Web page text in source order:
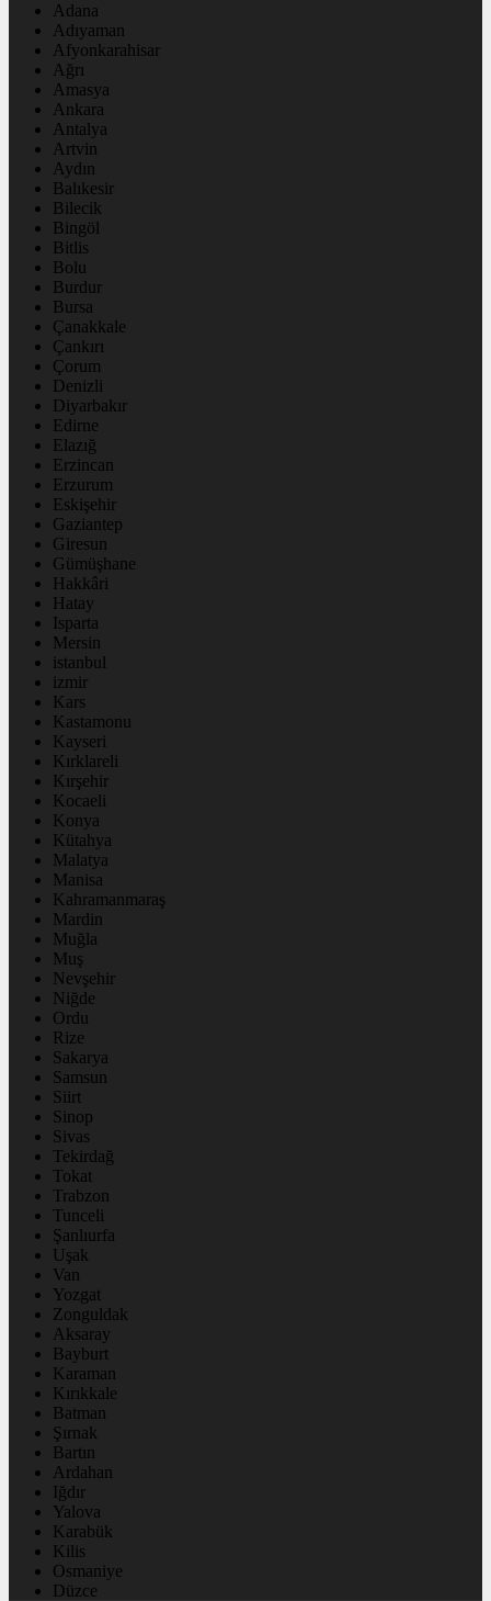
Adana
Adıyaman
Afyonkarahisar
Ağrı
Amasya
Ankara
Antalya
Artvin
Aydın
Balıkesir
Bilecik
Bingöl
Bitlis
Bolu
Burdur
Bursa
Çanakkale
Çankırı
Çorum
Denizli
Diyarbakır
Edirne
Elazığ
Erzincan
Erzurum
Eskişehir
Gaziantep
Giresun
Gümüşhane
Hakkâri
Hatay
Isparta
Mersin
istanbul
izmir
Kars
Kastamonu
Kayseri
Kırklareli
Kırşehir
Kocaeli
Konya
Kütahya
Malatya
Manisa
Kahramanmaraş
Mardin
Muğla
Muş
Nevşehir
Niğde
Ordu
Rize
Sakarya
Samsun
Siirt
Sinop
Sivas
Tekirdağ
Tokat
Trabzon
Tunceli
Şanlıurfa
Uşak
Van
Yozgat
Zonguldak
Aksaray
Bayburt
Karaman
Kırıkkale
Batman
Şırnak
Bartın
Ardahan
Iğdır
Yalova
Karabük
Kilis
Osmaniye
Düzce